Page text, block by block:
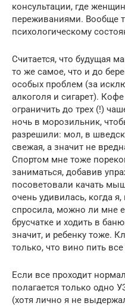
консультации, где
переживаниями. Вообще
психологическому
Считается, что будущая
то же самое, что и до
особых проблем (за
алкоголя и сигарет).
ограничить до трех (!)
ночь в морозильник,
разрешили: мол, в
свежая, а значит не
Спортом мне тоже
заниматься, добавив
посоветовали качать
очень удивилась, когда
спросила, можно ли мне
брусчатке и ходить в
значит, и ребенку тоже.
только, что вино пить
Если все проходит
полагается только одно
(хотя лично я не